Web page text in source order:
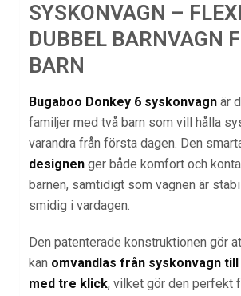
SYSKONVAGN –
DUBBEL BARNVAGN
BARN
Bugaboo Donkey 6 syskonvagn är
familjer med två barn som vill hålla
varandra från första dagen. Den
designen ger både komfort och
barnen, samtidigt som vagnen är
smidig i vardagen.
Den patenterade konstruktionen gör
kan omvandlas från syskonvagn
med tre klick, vilket gör den perfekt